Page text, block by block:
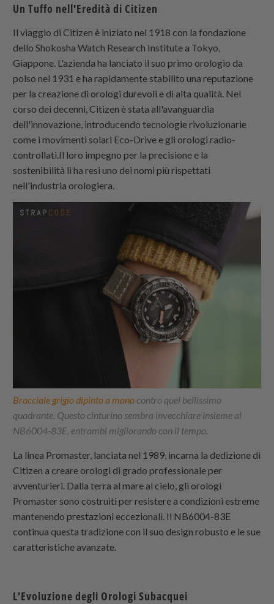
Un Tuffo nell'Eredità di Citizen
Il viaggio di Citizen è iniziato nel 1918 con la fondazione
dello Shokosha Watch Research Institute a Tokyo,
Giappone. L'azienda ha lanciato il suo primo orologio da
polso nel 1931 e ha rapidamente stabilito una reputazione
per la creazione di orologi durevoli e di alta qualità. Nel
corso dei decenni, Citizen è stata all'avanguardia
dell'innovazione, introducendo tecnologie rivoluzionarie
come i movimenti solari Eco-Drive e gli orologi radio-
controllati.Il loro impegno per la precisione e la
sostenibilità li ha resi uno dei nomi più rispettati
nell'industria orologiera.
Bracciale grigio dipinto a mano contro quel bellissimo
quadrante. Questo cinturino sembra invecchiare insieme al
NB6004-83E, entrambi migliorando con il tempo.
La linea Promaster, lanciata nel 1989, incarna la dedizione di
Citizen a creare orologi di grado professionale per
avventurieri. Dalla terra al mare al cielo, gli orologi
Promaster sono costruiti per resistere a condizioni estreme
mantenendo prestazioni eccezionali. Il NB6004-83E
continua questa tradizione con il suo design robusto e le sue
caratteristiche avanzate.
L'Evoluzione degli Orologi Subacquei